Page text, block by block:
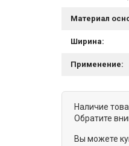
Материал
Ширина:
Применение:
Наличие
Обратите
Вы можете